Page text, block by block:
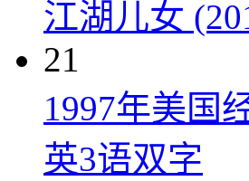
江湖儿女
21
1997年美国
英3语双字